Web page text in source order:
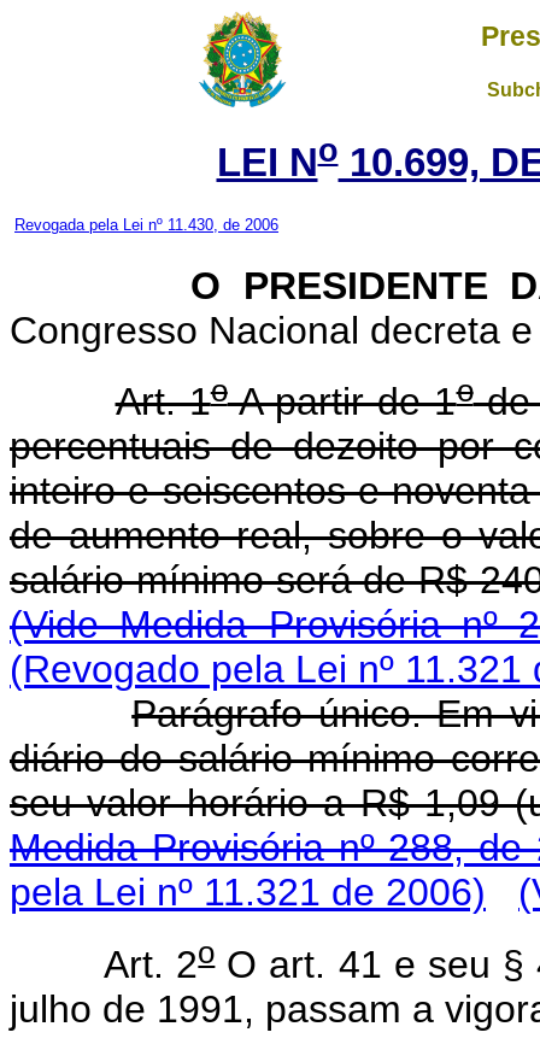
LEI No10.699,
Revogada pela Lei nº 11.430, de 2006
O PRESIDENTE DA
Congresso Nacional decreta
Art. 1oA partir de 1ode
percentuais de dezoito por
inteiro e seiscentos e
de aumento real, sobre o
salário mínimo será de R$
(Vide Medida Provisória nº
(Revogado pela Lei nº 11.321
Parágrafo único. Em
diário do salário mínimo
seu valor horário a R$ 1,09
Medida Provisória nº 288, de
pela Lei nº 11.321 de 2006)
Art. 2oO art. 41 e seu §
julho de 1991, passam a